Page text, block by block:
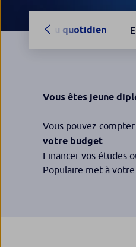
Au quotidien
Vous êtes jeune
Vous pouvez
votre budget
Financer vos études
Populaire met à